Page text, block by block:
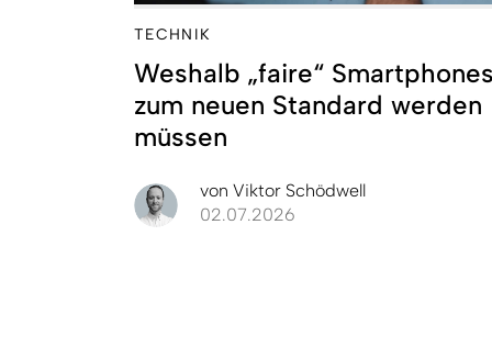
TECHNIK
Weshalb „faire“
zum neuen Standard werden
müssen
von Viktor Schödwell
02.07.2026